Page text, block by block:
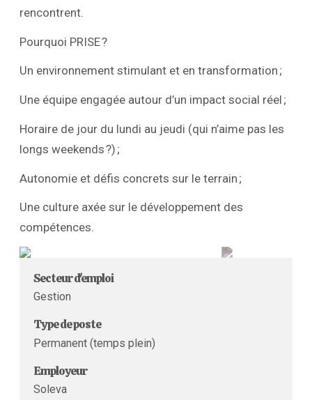
rencontrent.
Pourquoi PRISE ?
Un environnement stimulant et en transformation ;
Une équipe engagée autour d’un impact social réel ;
Horaire de jour du lundi au jeudi (qui n’aime pas les
longs weekends ?) ;
Autonomie et défis concrets sur le terrain ;
Une culture axée sur le développement des
compétences.
Secteur d'emploi
Gestion
Type de poste
Permanent (temps plein)
Employeur
Soleva